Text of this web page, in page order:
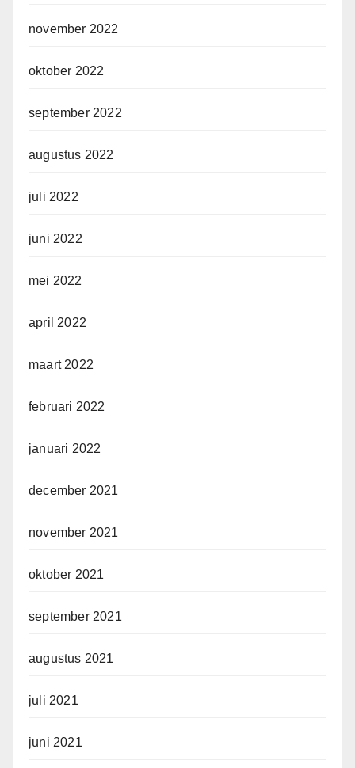
november 2022
oktober 2022
september 2022
augustus 2022
juli 2022
juni 2022
mei 2022
april 2022
maart 2022
februari 2022
januari 2022
december 2021
november 2021
oktober 2021
september 2021
augustus 2021
juli 2021
juni 2021